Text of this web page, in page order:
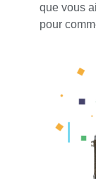
que vous
pour